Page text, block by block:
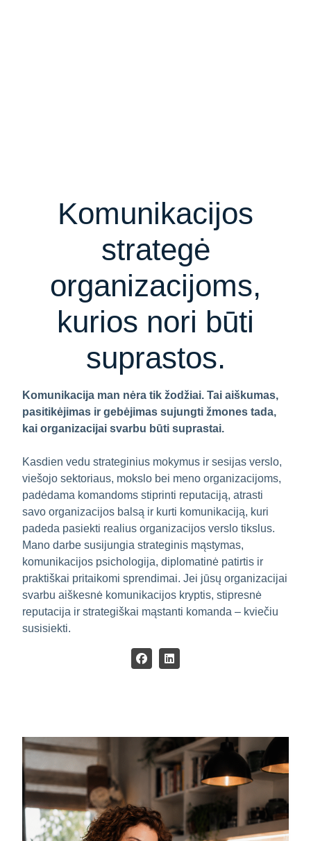
Komunikacijos
strategė
organizacijoms,
kurios nori būti
suprastos.
Komunikacija man nėra tik žodžiai. Tai aiškumas,
pasitikėjimas ir gebėjimas sujungti žmones tada,
kai organizacijai svarbu būti suprastai.
Kasdien vedu strateginius mokymus ir sesijas verslo,
viešojo sektoriaus, mokslo bei meno organizacijoms,
padėdama komandoms stiprinti reputaciją, atrasti
savo organizacijos balsą ir kurti komunikaciją, kuri
padeda pasiekti realius organizacijos verslo tikslus.
Mano darbe susijungia strateginis mąstymas,
komunikacijos psichologija, diplomatinė patirtis ir
praktiškai pritaikomi sprendimai. Jei jūsų organizacijai
svarbu aiškesnė komunikacijos kryptis, stipresnė
reputacija ir strategiškai mąstanti komanda – kviečiu
susisiekti.